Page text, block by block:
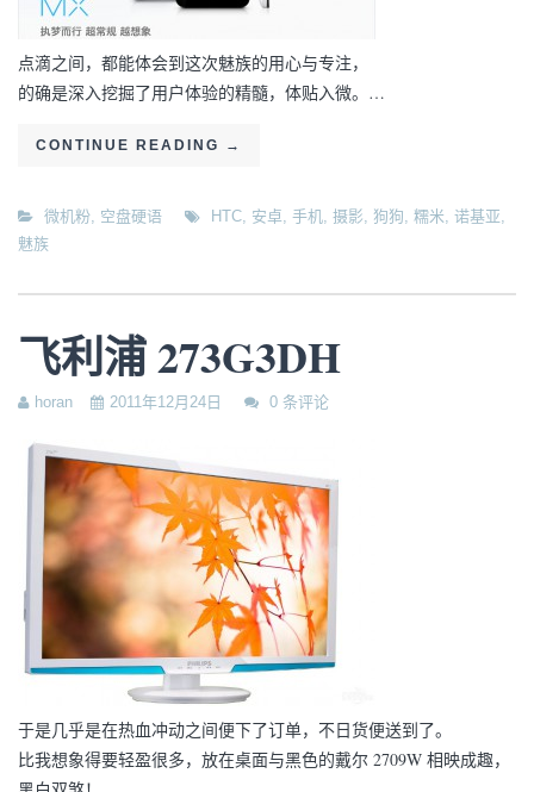
点滴之间，都能体会到这次魅族的用心与专注，
的确是深入挖掘了用户体验的精髓，体贴入微。…
CONTINUE READING →
微机粉, 空盘硬语 HTC, 安卓, 手机, 摄影, 狗狗, 糯米, 诺基亚,
魅族
飞利浦 273G3DH
horan 2011年12月24日 0 条评论
于是几乎是在热血冲动之间便下了订单，不日货便送到了。
比我想象得要轻盈很多，放在桌面与黑色的戴尔 2709W 相映成趣，